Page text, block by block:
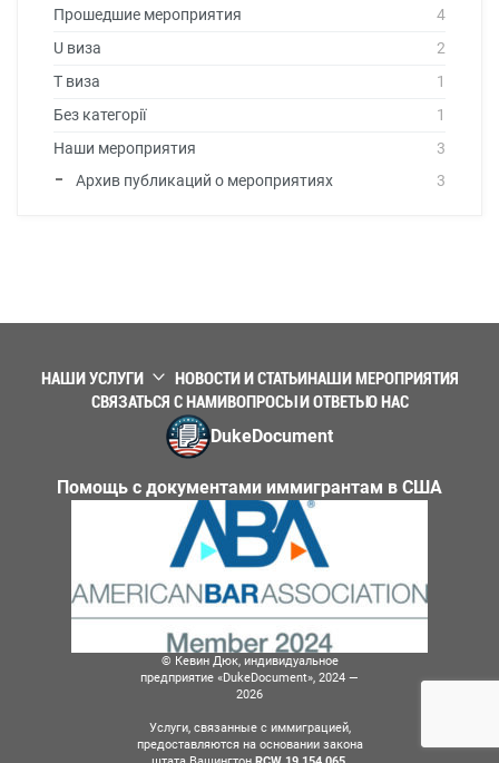
Прошедшие мероприятия
4
U виза
2
T виза
1
Без категорії
1
Наши мероприятия
3
Архив публикаций о мероприятиях
3
НАШИ УСЛУГИ НОВОСТИ И СТАТЬИНАШИ МЕРОПРИЯТИЯ
СВЯЗАТЬСЯ С НАМИВОПРОСЫ И ОТВЕТЫО НАС
DukeDocument
Помощь с документами иммигрантам в США
© Кевин Дюк, индивидуальное
предприятие «DukeDocument», 2024 —
2026
Услуги, связанные с иммиграцией,
предоставляются на основании закона